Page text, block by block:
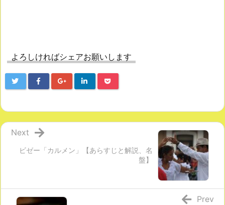
よろしければシェアお願いします
ビゼー「カルメン」【あらすじと解説、名
盤】
Next
Prev